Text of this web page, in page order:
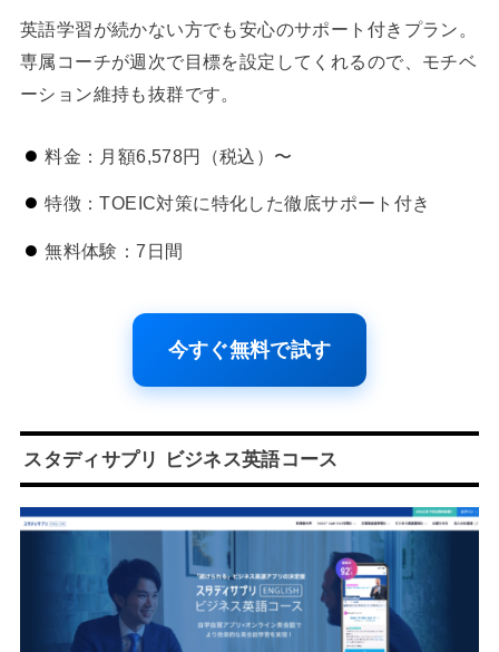
英語学習が続かない方でも安心のサポート付きプラン。
専属コーチが週次で目標を設定してくれるので、モチベ
ーション維持も抜群です。
料金：月額6,578円（税込）〜
特徴：TOEIC対策に特化した徹底サポート付き
無料体験：7日間
今すぐ無料で試す
スタディサプリ ビジネス英語コース